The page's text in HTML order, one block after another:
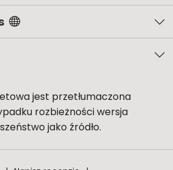
jest przetłumaczona
rozbieżności wersja
jako źródło.